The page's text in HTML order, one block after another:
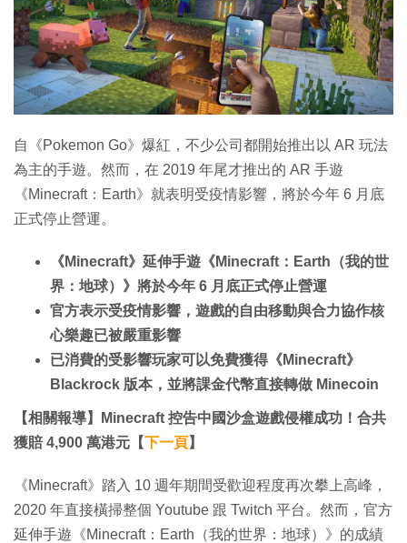
自《Pokemon Go》爆紅，不少公司都開始推出以 AR 玩法
為主的手遊。然而，在 2019 年尾才推出的 AR 手遊
《Minecraft：Earth》就表明受疫情影響，將於今年 6 月底
正式停止營運。
《Minecraft》延伸手遊《Minecraft：Earth（我的世
界：地球）》將於今年 6 月底正式停止營運
官方表示受疫情影響，遊戲的自由移動與合力協作核
心樂趣已被嚴重影響
已消費的受影響玩家可以免費獲得《Minecraft》
Blackrock 版本，並將課金代幣直接轉做 Minecoin
【相關報導】Minecraft 控告中國沙盒遊戲侵權成功！合共
獲賠 4,900 萬港元【下一頁】
《Minecraft》踏入 10 週年期間受歡迎程度再次攀上高峰，
2020 年直接橫掃整個 Youtube 跟 Twitch 平台。然而，官方
延伸手遊《Minecraft：Earth（我的世界：地球）》的成績